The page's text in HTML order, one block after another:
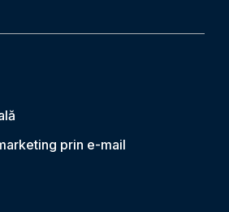
prin e-mail